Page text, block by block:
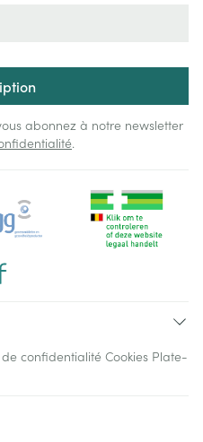
abonnez à notre newsletter
.
confidentialité Cookies Plate-